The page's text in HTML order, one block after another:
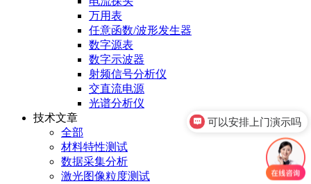
万用表
任意函数/波形发生器
数字源表
数字示波器
射频信号分析仪
交直流电源
光谱分析仪
技术文章
全部
材料特性测试
数据采集分析
激光图像粒度测试
可以安排上门演示吗